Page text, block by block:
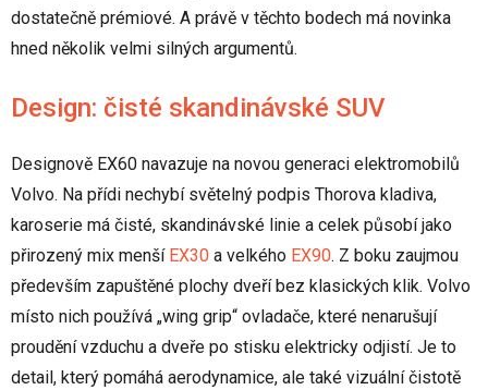
dostatečně prémiové. A právě v těchto bodech má novinka
hned několik velmi silných argumentů.
Design: čisté skandinávské SUV
Designově EX60 navazuje na novou generaci elektromobilů
Volvo. Na přídi nechybí světelný podpis Thorova kladiva,
karoserie má čisté, skandinávské linie a celek působí jako
přirozený mix menší EX30 a velkého EX90. Z boku zaujmou
především zapuštěné plochy dveří bez klasických klik. Volvo
místo nich používá „wing grip“ ovladače, které nenarušují
proudění vzduchu a dveře po stisku elektricky odjistí. Je to
detail, který pomáhá aerodynamice, ale také vizuální čistotě